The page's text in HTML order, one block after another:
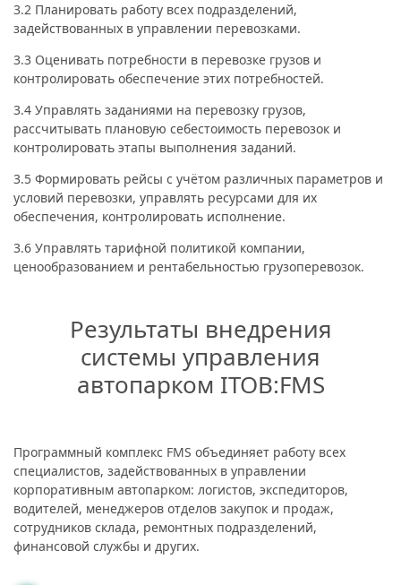
3.2 Планировать работу всех подразделений,
задействованных в управлении перевозками.
3.3 Оценивать потребности в перевозке грузов и
контролировать обеспечение этих потребностей.
3.4 Управлять заданиями на перевозку грузов,
рассчитывать плановую себестоимость перевозок и
контролировать этапы выполнения заданий.
3.5 Формировать рейсы с учётом различных параметров и
условий перевозки, управлять ресурсами для их
обеспечения, контролировать исполнение.
3.6 Управлять тарифной политикой компании,
ценообразованием и рентабельностью грузоперевозок.
Результаты внедрения
системы управления
автопарком ITOB:FMS
Программный комплекс FMS объединяет работу всех
специалистов, задействованных в управлении
корпоративным автопарком: логистов, экспедиторов,
водителей, менеджеров отделов закупок и продаж,
сотрудников склада, ремонтных подразделений,
финансовой службы и других.